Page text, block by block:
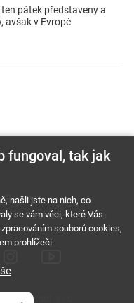
pátek představeny a
avšak v Evropě
Reklama
Cookies Kariéra
spol. s r.o.
fungoval, tak jak
našli jste na nich, co
se vám věci, které Vás
souborů cookies,
prohlížeči.